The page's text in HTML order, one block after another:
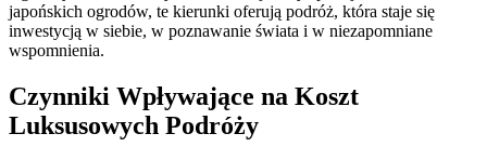
japońskich ogrodów, te kierunki oferują podróż, która staje się
inwestycją w siebie, w poznawanie świata i w niezapomniane
wspomnienia.
Czynniki Wpływające na Koszt
Luksusowych Podróży